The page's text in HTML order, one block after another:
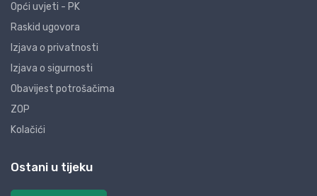
Opći uvjeti - PK
Raskid ugovora
Izjava o privatnosti
Izjava o sigurnosti
Obavijest potrošačima
ZOP
Kolačići
Ostani u tijeku